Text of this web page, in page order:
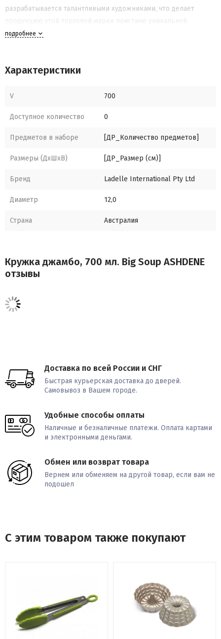
разрабатывается талантливыми художниками, что делает
продукцию этой торговой марки поистине уникальной.
подробнее
Характеристики
V 700
Доступное количество 0
Предметов в наборе [ДР_Количество предметов]
Размеры (ДхШхВ) [ДР_Размер (см)]
Бренд Ladelle International Pty Ltd
Диаметр 12,0
Страна Австралия
Кружка джамбо, 700 мл. Big Soup ASHDENE
отзывы
Доставка по всей России и СНГ
Быстрая курьерская доставка до дверей.
Самовывоз в Вашем городе.
Удобные способы оплаты
Наличные и безналичные платежи. Оплата картами
и электронными деньгами.
Обмен или возврат товара
Вернем или обменяем на другой товар, если вам не
подошел
С этим товаром также покупают